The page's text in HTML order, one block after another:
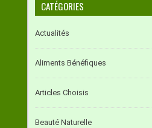
CATÉGORIES
Actualités
Aliments Bénéfiques
Articles Choisis
Beauté Naturelle